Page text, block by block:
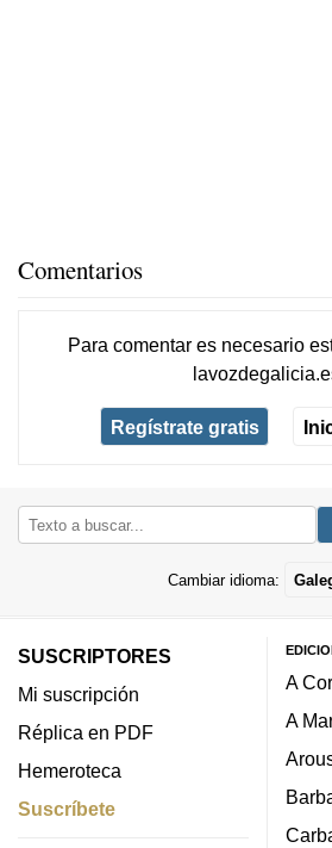
Comentarios
Para comentar es necesario
Regístrate gratis
Cambiar idioma:
SUSCRIPTORES
Mi suscripción
Réplica en PDF
Hemeroteca
Suscríbete
A
A